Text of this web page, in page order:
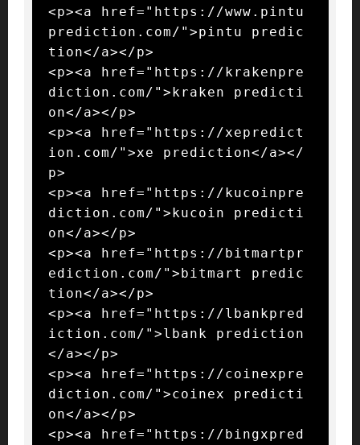
<p><a href="https://www.pintu
prediction.com/">pintu predic
tion</a></p>
<p><a href="https://krakenpre
diction.com/">kraken predicti
on</a></p>
<p><a href="https://xepredict
ion.com/">xe prediction</a></
p>
<p><a href="https://kucoinpre
diction.com/">kucoin predicti
on</a></p>
<p><a href="https://bitmartpr
ediction.com/">bitmart predic
tion</a></p>
<p><a href="https://lbankpred
iction.com/">lbank prediction
</a></p>
<p><a href="https://coinexpre
diction.com/">coinex predicti
on</a></p>
<p><a href="https://bingxpred